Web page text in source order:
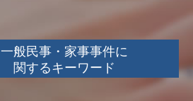
一般民事・家事事件に
関するキーワード